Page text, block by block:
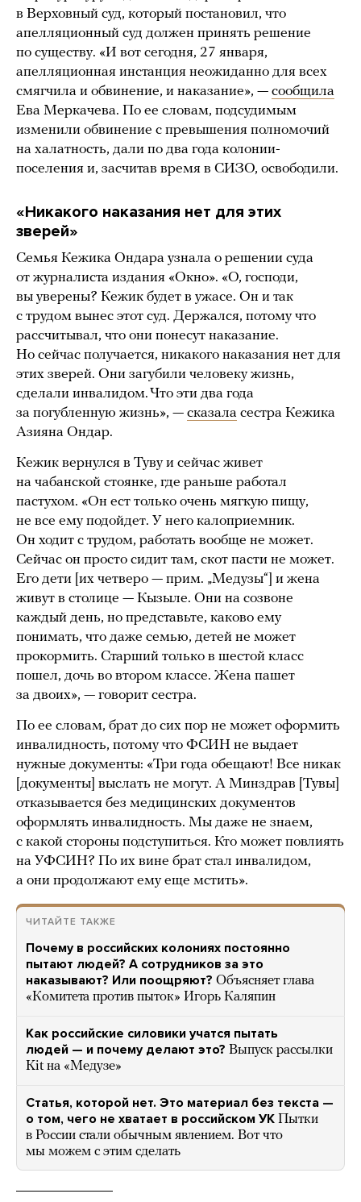
в Верховный суд, который постановил, что
апелляционный суд должен принять решение
по существу. «И вот сегодня, 27 января,
апелляционная инстанция неожиданно для всех
смягчила и обвинение, и наказание», — сообщила
Ева Меркачева. По ее словам, подсудимым
изменили обвинение с превышения полномочий
на халатность, дали по два года колонии-
поселения и, засчитав время в СИЗО, освободили.
«Никакого наказания нет для этих
зверей»
Семья Кежика Ондара узнала о решении суда
от журналиста издания «Окно». «О, господи,
вы уверены? Кежик будет в ужасе. Он и так
с трудом вынес этот суд. Держался, потому что
рассчитывал, что они понесут наказание.
Но сейчас получается, никакого наказания нет для
этих зверей. Они загубили человеку жизнь,
сделали инвалидом. Что эти два года
за погубленную жизнь», — сказала сестра Кежика
Азияна Ондар.
Кежик вернулся в Туву и сейчас живет
на чабанской стоянке, где раньше работал
пастухом. «Он ест только очень мягкую пищу,
не все ему подойдет. У него калоприемник.
Он ходит с трудом, работать вообще не может.
Сейчас он просто сидит там, скот пасти не может.
Его дети [их четверо — прим. „Медузы“] и жена
живут в столице — Кызыле. Они на созвоне
каждый день, но представьте, каково ему
понимать, что даже семью, детей не может
прокормить. Старший только в шестой класс
пошел, дочь во втором классе. Жена пашет
за двоих», — говорит сестра.
По ее словам, брат до сих пор не может оформить
инвалидность, потому что ФСИН не выдает
нужные документы: «Три года обещают! Все никак
[документы] выслать не могут. А Минздрав [Тувы]
отказывается без медицинских документов
оформлять инвалидность. Мы даже не знаем,
с какой стороны подступиться. Кто может повлиять
на УФСИН? По их вине брат стал инвалидом,
а они продолжают ему еще мстить».
ЧИТАЙТЕ ТАКЖЕ
Почему в российских колониях постоянно
пытают людей? А сотрудников за это
наказывают? Или поощряют? Объясняет глава
«Комитета против пыток» Игорь Каляпин
Как российские силовики учатся пытать
людей — и почему делают это? Выпуск рассылки
Kit на «Медузе»
Статья, которой нет. Это материал без текста —
о том, чего не хватает в российском УК Пытки
в России стали обычным явлением. Вот что
мы можем с этим сделать